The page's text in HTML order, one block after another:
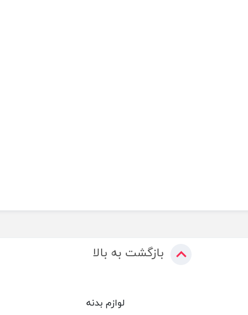
بازگشت به بالا
لوازم بدنه